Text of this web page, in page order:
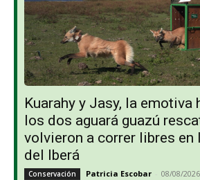
Kuarahy y Jasy, la emotiva
los dos aguará guazú
volvieron a correr libres en
del Iberá
Conservación Patricia Escobar - 08/08/2026